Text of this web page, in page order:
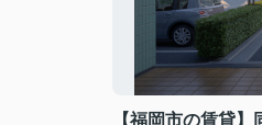
【福岡市の賃貸